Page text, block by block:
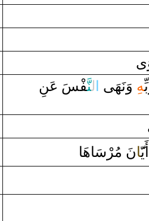
بِّ‍‍هِ ‌وَنَهَى‌ ل‍‍نَّ‍‍فْسَ عَنِ
‍َ‍انَ مُرْسَاهَا